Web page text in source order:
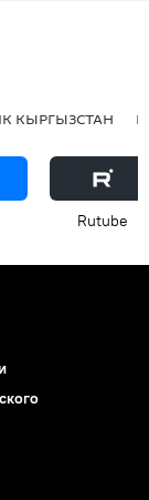
КЫРГЫЗСТАН
Rutube